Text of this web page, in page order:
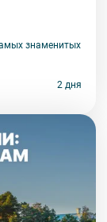
знаменитых
2 дня